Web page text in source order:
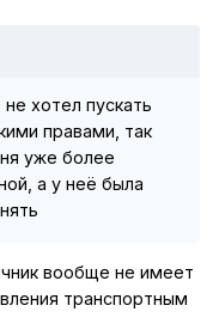
хотел пускать
правами, так
уже более
а у неё была
вообще не имеет
транспортным